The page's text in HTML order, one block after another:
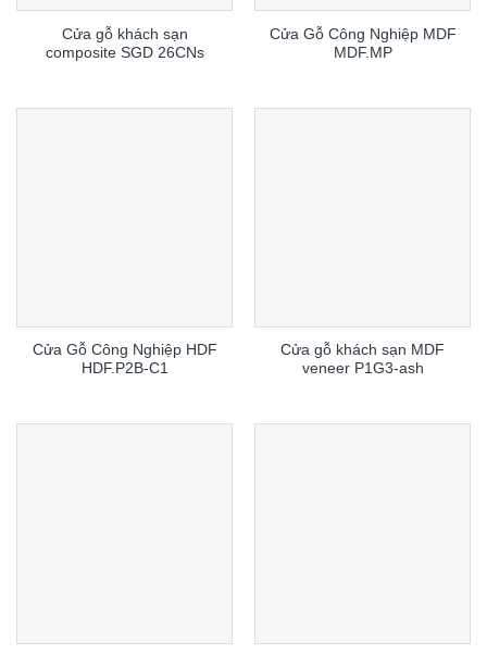
Cửa gỗ khách sạn
composite SGD 26CNs
Cửa Gỗ Công Nghiệp MDF
MDF.MP
Cửa Gỗ Công Nghiệp HDF
HDF.P2B-C1
Cửa gỗ khách sạn MDF
veneer P1G3-ash